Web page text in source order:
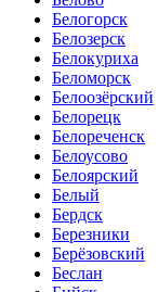
Белогорск
Белозерск
Белокуриха
Беломорск
Белоозёрский
Белорецк
Белореченск
Белоусово
Белоярский
Белый
Бердск
Березники
Берёзовский
Беслан